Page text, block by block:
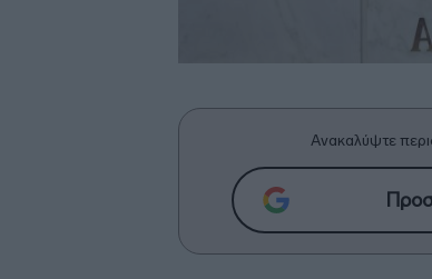
Ανακαλύψτε